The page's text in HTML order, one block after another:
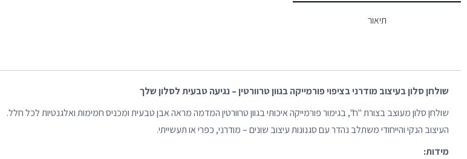
תיאור
שולחן סלון בעיצוב מודרני בציפוי פורמייקה בגוון טרוורטין – נגיעה טבעית לסלון שלך
שולחן סלון מעוצב בצורת "ח", בגימור פורמייקה איכותי בגוון טרוורטין המדמה מראה אבן טבעית ומכניס חמימות ואלגנטיות לכל חלל.
העיצוב הנקי והייחודי משתלב נהדר עם סגנונות עיצוב שונים – מודרני, כפרי או תעשייתי.
מידות: